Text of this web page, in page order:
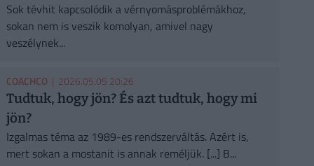
Sok tévhit kapcsolódik a vérnyomásproblémákhoz,
sokan nem is veszik komolyan, amivel nagy
veszélynek...
COACHCO | 2026.05.05 20:26
Tudtuk, hogy jön? És azt tudtuk, hogy mi
jön?
Izgalmas téma az 1989-es rendszerváltás. Azért is,
mert sokan a mostanit is annak reméljük. [...] B...